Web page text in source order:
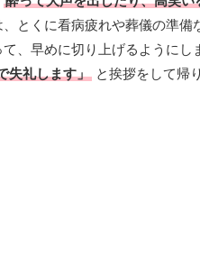
とくに看病疲れや葬儀の準備
、早めに切り上げるようにし
失礼します」と挨拶をして帰